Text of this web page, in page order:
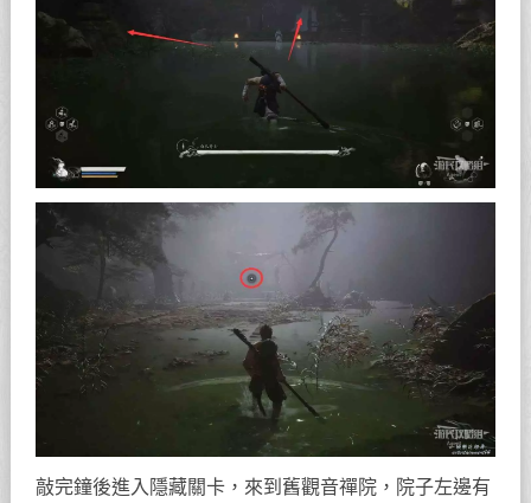
敲完鐘後進入隱藏關卡，來到舊觀音禪院，院子左邊有